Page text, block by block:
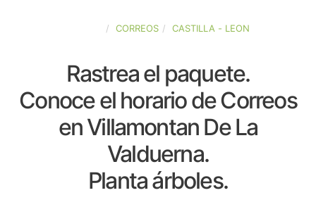
CORREOS CASTILLA - LEON
Rastrea el paquete.
Conoce el horario de Correos
en Villamontan De La
Valduerna.
Planta árboles.